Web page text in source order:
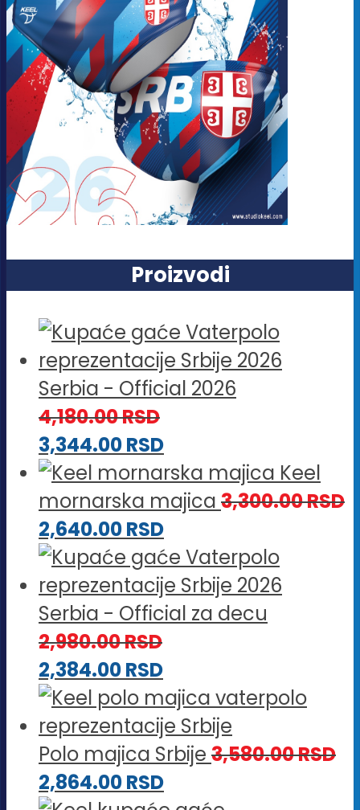
Proizvodi
Serbia - Official 2026
4,180.00RSD
3,344.00RSD
Keel
mornarska majica 3,300.00RSD
2,640.00RSD
Serbia - Official za decu
2,980.00RSD
2,384.00RSD
Polo majica Srbije 3,580.00RSD
2,864.00RSD